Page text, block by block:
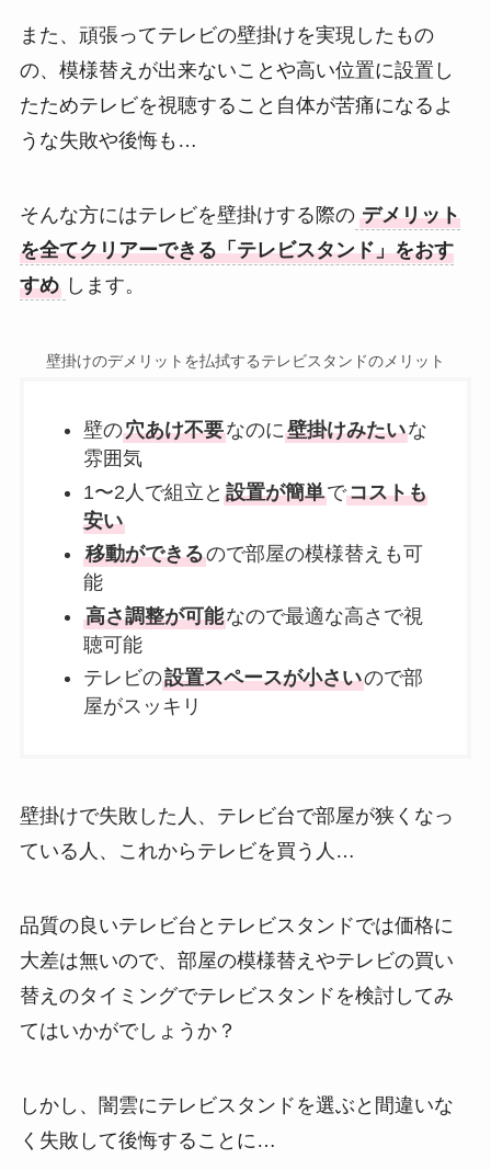
また、頑張ってテレビの壁掛けを実現したもの
の、模様替えが出来ないことや高い位置に設置し
たためテレビを視聴すること自体が苦痛になるよ
うな失敗や後悔も…
そんな方にはテレビを壁掛けする際の デメリット
を全てクリアーできる「テレビスタンド」をおす
すめ します。
壁掛けのデメリットを払拭するテレビスタンドのメリット
壁の穴あけ不要なのに壁掛けみたいな
雰囲気
1〜2人で組立と 設置が簡単でコストも
安い
移動ができるので部屋の模様替えも可
能
高さ調整が可能なので最適な高さで視
聴可能
テレビの設置スペースが小さいので部
屋がスッキリ
壁掛けで失敗した人、テレビ台で部屋が狭くなっ
ている人、これからテレビを買う人…
品質の良いテレビ台とテレビスタンドでは価格に
大差は無いので、部屋の模様替えやテレビの買い
替えのタイミングでテレビスタンドを検討してみ
てはいかがでしょうか？
しかし、闇雲にテレビスタンドを選ぶと間違いな
く失敗して後悔することに…